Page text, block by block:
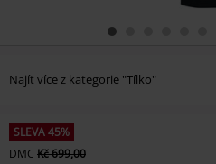
Najít více z kategorie "Tílko"
SLEVA 45%
DMC Kč 699,00